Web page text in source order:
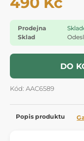
Prodejna
Sklad
DO
Kód: AAC6589
Popis produktu